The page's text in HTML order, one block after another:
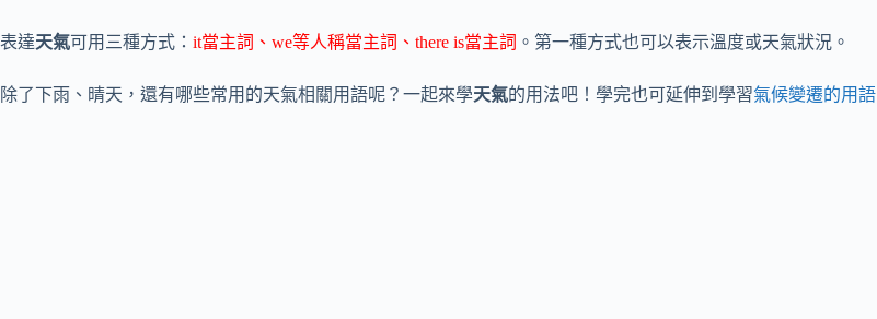
表達天氣可用三種方式： it當主詞、we等人稱當主詞、there is當主詞 。第一種方式也可以表示溫度或天氣狀況。
除了下雨、晴天，還有哪些常用的天氣相關用語呢？一起來學天氣的用法吧！學完也可延伸到學習氣候變遷的用語